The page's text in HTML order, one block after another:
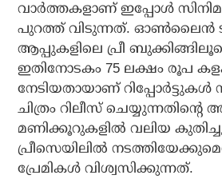
വാര്‍ത്തകളാണ് ഇപ്പോള്‍
പുറത്ത് വിടുന്നത്. ഓണ്‍ലൈന്‍
ആപ്പുകളിലെ പ്രീ
ഇതിനോടകം 75 ലക്ഷം രൂപ
നേടിയതായാണ് റിപ്പോര്‍ട്ടുകള്‍
ചിത്രം റിലീസ്
മണിക്കൂറുകളില്‍ വലിയ കുതിച്ചു
പ്രീസെയിലില്‍
പ്രേമികള്‍ വിശ്വസിക്കുന്നത്.